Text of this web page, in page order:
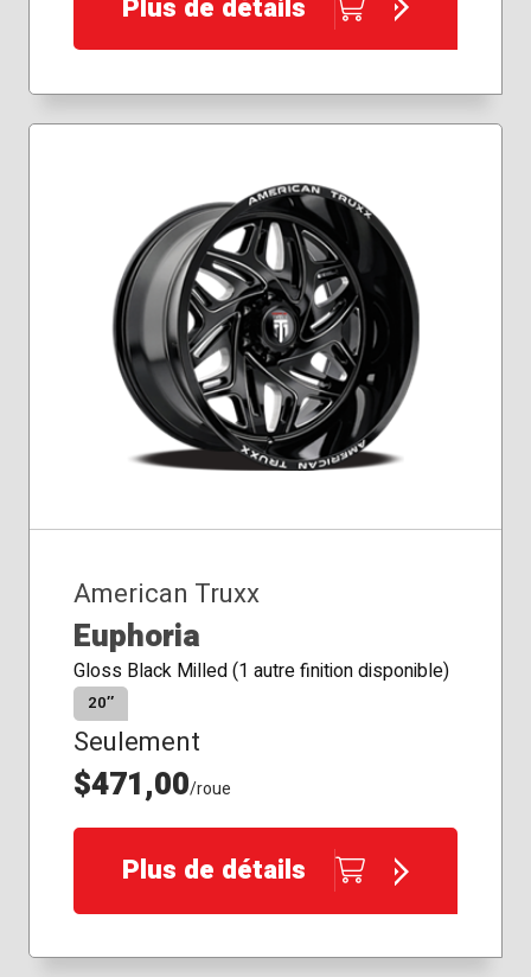
Plus de détails
American Truxx
Euphoria
Gloss Black Milled (1 autre finition disponible)
20″
Seulement
$471,00/roue
Plus de détails